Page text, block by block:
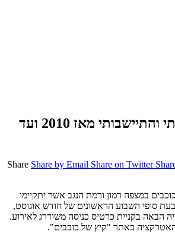
מיזם כלכלי חברתי והתיישבותי מאז 2010 ועד
Share Share by Email Share on Twitter
במצפה רמון ורמת הנגב אשר יתקיימו
סופי השבוע הראשונים של חודש אוגוסט,
הבאה בקניית כרטיס כניסה משודרג לאירוע.
באתר "קיץ של כוכבים".